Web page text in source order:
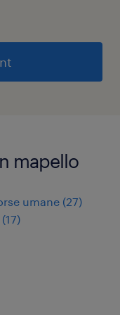
mapello
umane (27)
(17)